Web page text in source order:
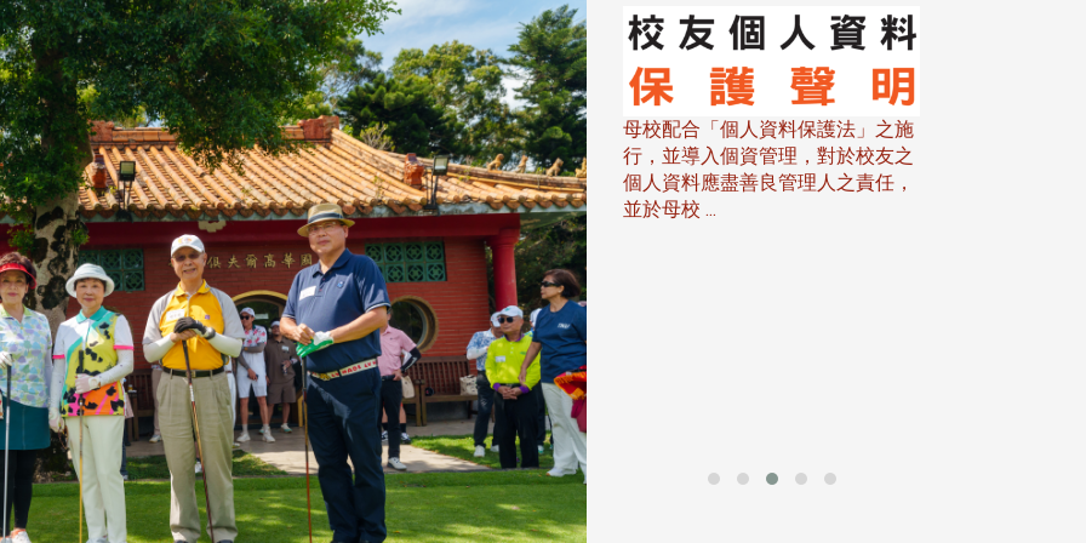
途
母校配合「個人資料保護法」之施
行，並導入個資管理，對於校友之
個人資料應盡善良管理人之責任，
並於母校 ...